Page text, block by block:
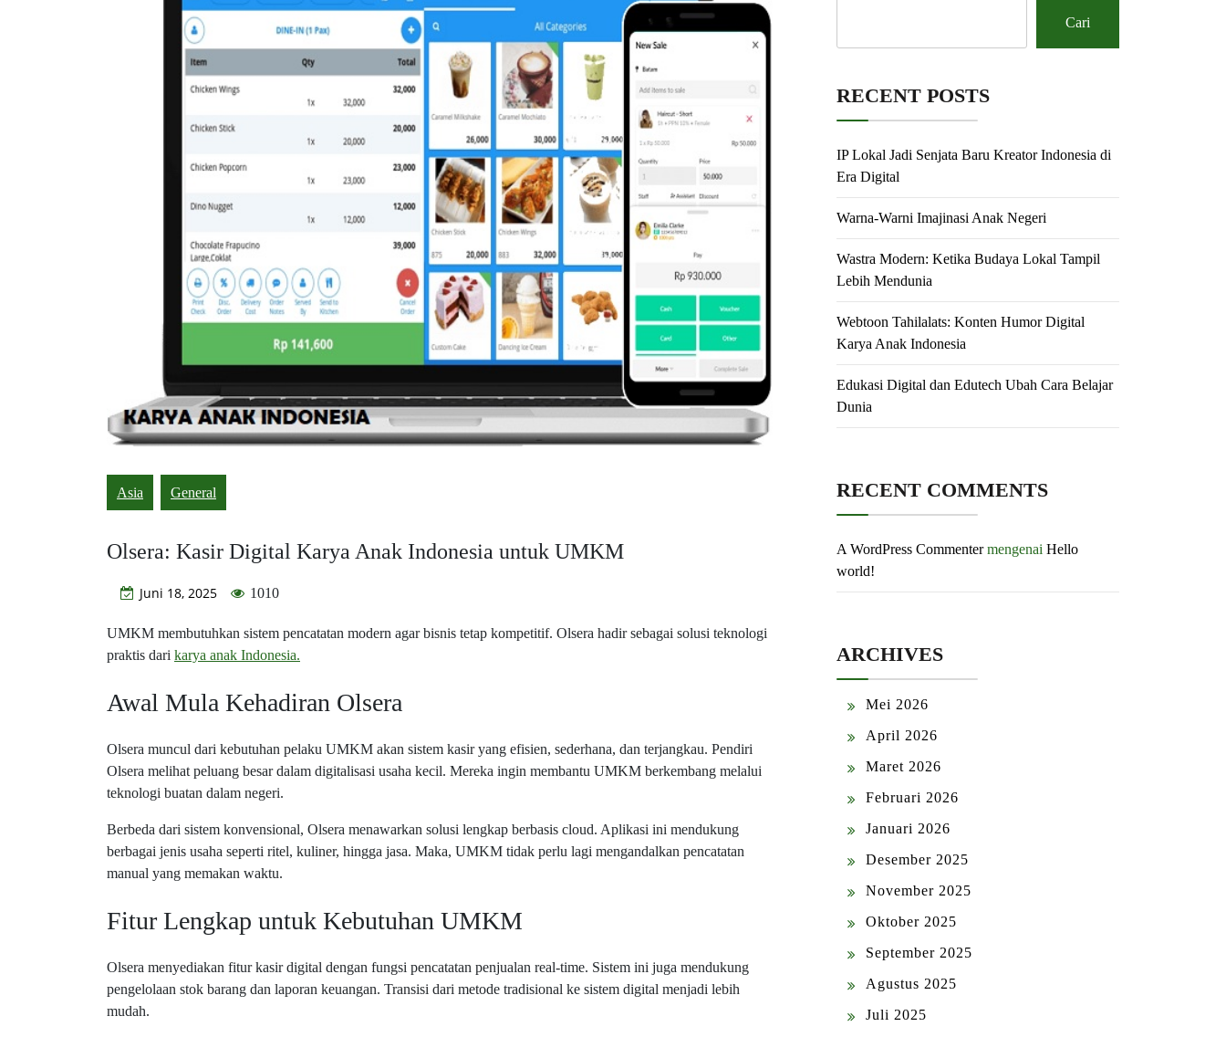
Asia General
Olsera: Kasir Digital Karya Anak Indonesia untuk UMKM
Juni 18, 2025 1010
UMKM membutuhkan sistem pencatatan modern agar bisnis tetap kompetitif. Olsera hadir sebagai solusi teknologi
praktis dari karya anak Indonesia.
Awal Mula Kehadiran Olsera
Olsera muncul dari kebutuhan pelaku UMKM akan sistem kasir yang efisien, sederhana, dan terjangkau. Pendiri
Olsera melihat peluang besar dalam digitalisasi usaha kecil. Mereka ingin membantu UMKM berkembang melalui
teknologi buatan dalam negeri.
Berbeda dari sistem konvensional, Olsera menawarkan solusi lengkap berbasis cloud. Aplikasi ini mendukung
berbagai jenis usaha seperti ritel, kuliner, hingga jasa. Maka, UMKM tidak perlu lagi mengandalkan pencatatan
manual yang memakan waktu.
Fitur Lengkap untuk Kebutuhan UMKM
Olsera menyediakan fitur kasir digital dengan fungsi pencatatan penjualan real-time. Sistem ini juga mendukung
pengelolaan stok barang dan laporan keuangan. Transisi dari metode tradisional ke sistem digital menjadi lebih
mudah.
Cari
RECENT POSTS
IP Lokal Jadi Senjata Baru Kreator Indonesia di
Era Digital
Warna-Warni Imajinasi Anak Negeri
Wastra Modern: Ketika Budaya Lokal Tampil
Lebih Mendunia
Webtoon Tahilalats: Konten Humor Digital
Karya Anak Indonesia
Edukasi Digital dan Edutech Ubah Cara Belajar
Dunia
RECENT COMMENTS
A WordPress Commentermengenai Hello
world!
ARCHIVES
Mei 2026
April 2026
Maret 2026
Februari 2026
Januari 2026
Desember 2025
November 2025
Oktober 2025
September 2025
Agustus 2025
Juli 2025